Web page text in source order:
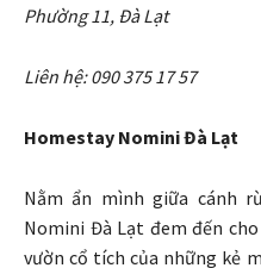
Phường 11, Đà Lạt
Liên hệ: 090 375 17 57
Homestay Nomini Đà Lạt
Nằm ẩn mình giữa cánh
Nomini Đà Lạt đem đến
vườn cổ tích của những kẻ